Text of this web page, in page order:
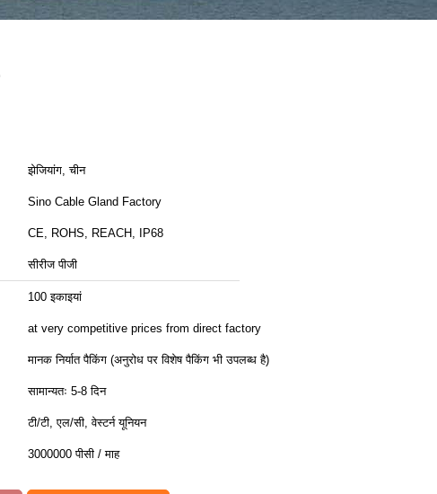
झेजियांग, चीन
Sino Cable Gland Factory
CE, ROHS, REACH, IP68
सीरीज पीजी
100 इकाइयां
at very competitive prices from direct factory
मानक निर्यात पैकिंग (अनुरोध पर विशेष पैकिंग भी उपलब्ध है)
सामान्यतः 5-8 दिन
टी/टी, एल/सी, वेस्टर्न यूनियन
3000000 पीसी / माह